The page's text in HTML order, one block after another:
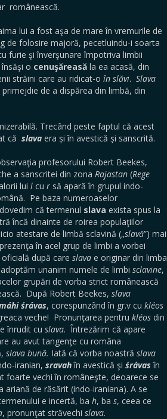
românească.
lui a fost aşa de mare în vremurile de
de folosire majoră, pecetluindu-i soarta
furie şi înverşunare împotriva limbii
o cenuşăreasă la ea acasă, din
străini care au ridicat-o în slăvi. Slava
de a dispărea din limbă, din
Trecând peste faptul că acest
că slava era și în avestică și sanscrită.
profesorului Robert Beekes,
a sanscritei din zona Rajastan (Rege
lui l cu r să apară în grupul indo-
Pe baza numeroaselor
că termenul slava exista spus la
încă dinainte de roirea populaţiilor
atestare de limbă sclavină („slavă”) mai
în acel grup de limbi a vorbei
după care slava e originar din limba
unanim numele de limbi sclavine,
grupări de vorba strict românească
După Robert Beekes, slava
śrávas, corespunzând în gr.v cu kléos
veche! Pronunţarea pentru kléos din
înrudit cu slava. Întrezărim că apare
au avut tangenţe cu româna
slava bună. Iată că vorba noastră slava
iranian, sravahîn avestică şi śrávas în
foarte vechi în româneşte, deoarece se
de răsărit (indo-iraniana). A se
e incertă, ba h, ba s, ceea ce
, pronunţat străvechi slava.